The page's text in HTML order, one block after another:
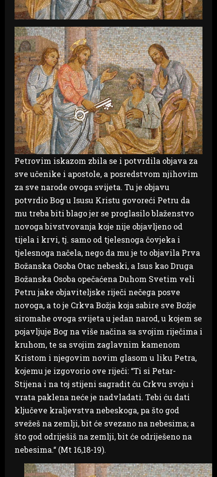
Petrovim iskazom zbila se i potvrdila objava za
sve učenike i apostole, a posredstvom njihovim
za sve narode ovoga svijeta. Tu je objavu
potvrdio Bog u Isusu Kristu govoreći Petru da
mu treba biti blago jer se proglasilo blaženstvo
novoga bivstvovanja koje nije objavljeno od
tijela i krvi, tj. samo od tjelesnoga čovjeka i
tjelesnoga načela, nego da mu je to objavila Prva
Božanska Osoba Otac nebeski, a Isus kao Druga
Božanska Osoba opečaćena Duhom Svetim veli
Petru jake objaviteljske riječi nečega posve
novoga, a to je Crkva Božja koja sabire sve Božje
siromahe ovoga svijeta u jedan narod, u kojem se
pojavljuje Bog na više načina sa svojim riječima i
kruhom, te sa svojim zaglavnim kamenom
Kristom i njegovim novim glasom u liku Petra,
kojemu je izgovorio ove riječi: “Ti si Petar-
Stijena i na toj stijeni sagradit ću Crkvu svoju i
vrata paklena neće je nadvladati. Tebi ću dati
ključeve kraljevstva nebeskoga, pa što god
svežeš na zemlji, bit će svezano na nebesima; a
što god odriješiš na zemlji, bit će odriješeno na
nebesima.“ (Mt 16,18-19).